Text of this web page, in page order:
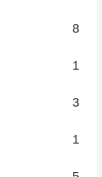
8
1
3
1